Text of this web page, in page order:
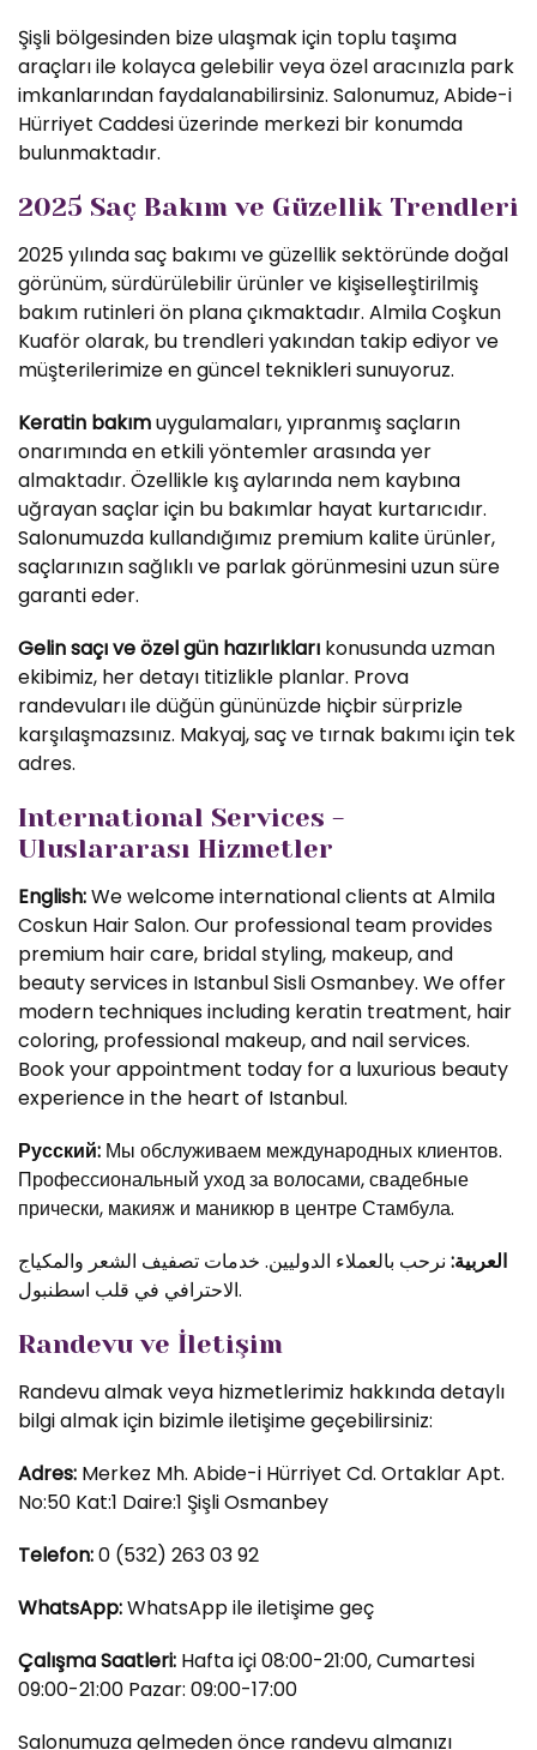
Şişli bölgesinden bize ulaşmak için toplu taşıma
araçları ile kolayca gelebilir veya özel aracınızla park
imkanlarından faydalanabilirsiniz. Salonumuz, Abide-i
Hürriyet Caddesi üzerinde merkezi bir konumda
bulunmaktadır.
2025 Saç Bakım ve Güzellik Trendleri
2025 yılında saç bakımı ve güzellik sektöründe doğal
görünüm, sürdürülebilir ürünler ve kişiselleştirilmiş
bakım rutinleri ön plana çıkmaktadır. Almila Coşkun
Kuaför olarak, bu trendleri yakından takip ediyor ve
müşterilerimize en güncel teknikleri sunuyoruz.
Keratin bakımuygulamaları, yıpranmış saçların
onarımında en etkili yöntemler arasında yer
almaktadır. Özellikle kış aylarında nem kaybına
uğrayan saçlar için bu bakımlar hayat kurtarıcıdır.
Salonumuzda kullandığımız premium kalite ürünler,
saçlarınızın sağlıklı ve parlak görünmesini uzun süre
garanti eder.
Gelin saçı ve özel gün hazırlıkları konusunda uzman
ekibimiz, her detayı titizlikle planlar. Prova
randevuları ile düğün gününüzde hiçbir sürprizle
karşılaşmazsınız. Makyaj, saç ve tırnak bakımı için tek
adres.
International Services -
Uluslararası Hizmetler
English:We welcome international clients at Almila
Coskun Hair Salon. Our professional team provides
premium hair care, bridal styling, makeup, and
beauty services in Istanbul Sisli Osmanbey. We offer
modern techniques including keratin treatment, hair
coloring, professional makeup, and nail services.
Book your appointment today for a luxurious beauty
experience in the heart of Istanbul.
Русский: Мы обслуживаем международных клиентов.
Профессиональный уход за волосами, свадебные
прически, макияж и маникюр в центре Стамбула.
العربية: نرحب بالعملاء الدوليين. خدمات تصفيف الشعر والمكياج
الاحترافي في قلب اسطنبول.
Randevu ve İletişim
Randevu almak veya hizmetlerimiz hakkında detaylı
bilgi almak için bizimle iletişime geçebilirsiniz:
Adres: Merkez Mh. Abide-i Hürriyet Cd. Ortaklar Apt.
No:50 Kat:1 Daire:1 Şişli Osmanbey
Telefon:0 (532) 263 03 92
WhatsApp:WhatsApp ile iletişime geç
Çalışma Saatleri: Hafta içi 08:00-21:00, Cumartesi
09:00-21:00 Pazar: 09:00-17:00
Salonumuza gelmeden önce randevu almanızı